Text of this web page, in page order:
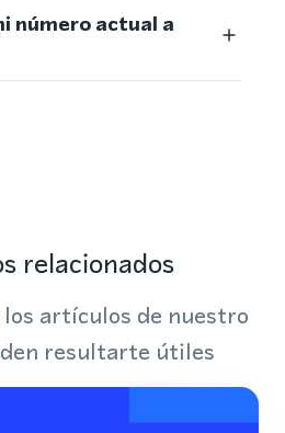
número actual a
relacionados
artículos de nuestro
resultarte útiles